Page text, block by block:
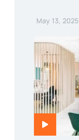
May 13, 2025